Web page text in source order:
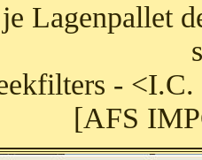
Lagenpallet
-
[AFS